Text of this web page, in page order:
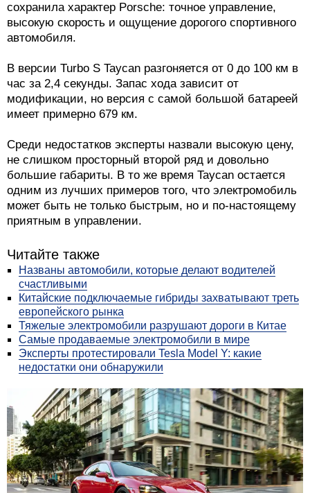
сохранила характер Porsche: точное управление,
высокую скорость и ощущение дорогого спортивного
автомобиля.
В версии Turbo S Taycan разгоняется от 0 до 100 км в
час за 2,4 секунды. Запас хода зависит от
модификации, но версия с самой большой батареей
имеет примерно 679 км.
Среди недостатков эксперты назвали высокую цену,
не слишком просторный второй ряд и довольно
большие габариты. В то же время Taycan остается
одним из лучших примеров того, что электромобиль
может быть не только быстрым, но и по-настоящему
приятным в управлении.
Читайте также
Названы автомобили, которые делают водителей
счастливыми
Китайские подключаемые гибриды захватывают треть
европейского рынка
Тяжелые электромобили разрушают дороги в Китае
Самые продаваемые электромобили в мире
Эксперты протестировали Tesla Model Y: какие
недостатки они обнаружили